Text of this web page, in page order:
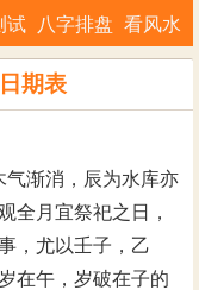
试 八字排盘 看风水
期表
气渐消，辰为水库亦
全月宜祭祀之日，
，尤以壬子，乙
在午，岁破在子的